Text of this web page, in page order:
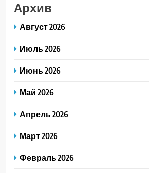
Архив
Август 2026
Июль 2026
Июнь 2026
Май 2026
Апрель 2026
Март 2026
Февраль 2026